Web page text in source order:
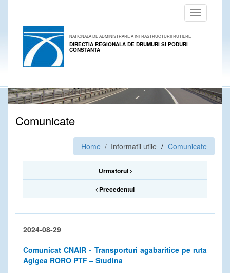
Toggle
navigation
NATIONALA DE ADMINISTRARE A INFRASTRUCTURII RUTIERE
DIRECTIA REGIONALA DE DRUMURI SI PODURI
CONSTANTA
Comunicate
Home / Informatii utile Comunicate
Urmatorul
Precedentul
2024-08-29
Comunicat CNAIR - Transporturi agabaritice pe ruta
Agigea RORO PTF – Studina